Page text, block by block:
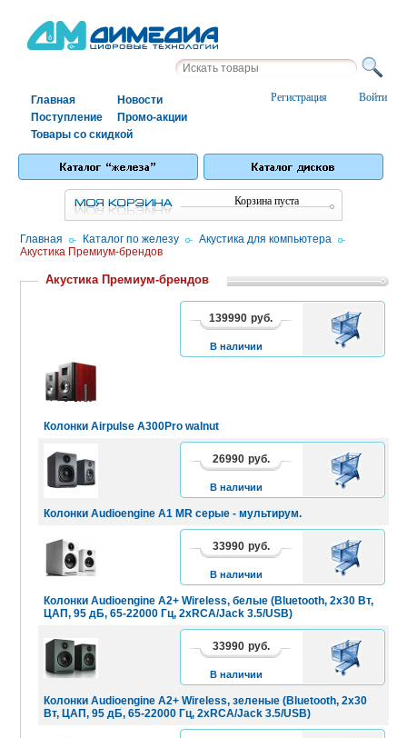
Войти
Регистрация
Главная
Новости
Поступление
Промо-акции
Товары со скидкой
Корзина пуста
Главная / Каталог по железу / Акустика для компьютера /
Акустика Премиум-брендов
Акустика Премиум-брендов
1 2
Колонки Airpulse A300Pro walnut
139990 руб.
В наличии
В
КОРЗИНУ
Колонки Audioengine A1 MR серые - мультирум.
26990 руб.
В наличии
В
КОРЗИНУ
Колонки Audioengine A2+ Wireless, белые (Bluetooth, 2x30 Вт,
ЦАП, 95 дБ, 65-22000 Гц, 2xRCA/Jack 3.5/USB)
33990 руб.
В наличии
В
КОРЗИНУ
Колонки Audioengine A2+ Wireless, зеленые (Bluetooth, 2x30
Вт, ЦАП, 95 дБ, 65-22000 Гц, 2xRCA/Jack 3.5/USB)
33990 руб.
В наличии
В
КОРЗИНУ